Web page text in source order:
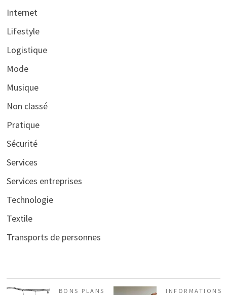
Internet
Lifestyle
Logistique
Mode
Musique
Non classé
Pratique
Sécurité
Services
Services entreprises
Technologie
Textile
Transports de personnes
BONS PLANS
INFORMATIONS